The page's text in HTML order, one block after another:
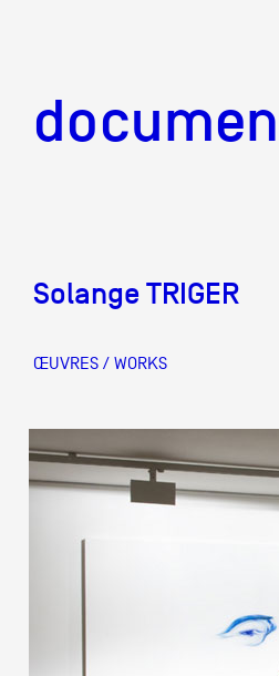
Solange TRIGER
ŒUVRES / WORKS